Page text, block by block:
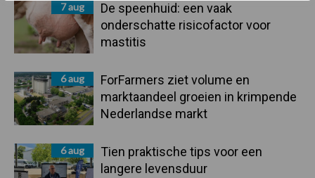
7 aug
De speenhuid: een vaak
onderschatte risicofactor voor
mastitis
6 aug
ForFarmers ziet volume en
marktaandeel groeien in krimpende
Nederlandse markt
6 aug
Tien praktische tips voor een
langere levensduur